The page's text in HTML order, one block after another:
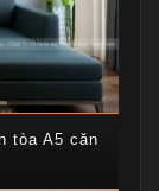
tòa A5 căn